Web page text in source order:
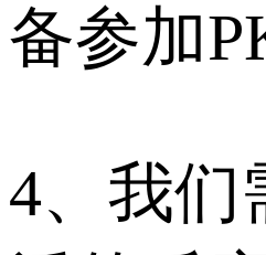
备参加
4、我们